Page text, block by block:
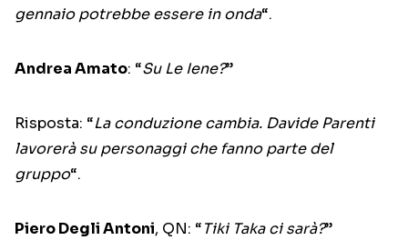
gennaio potrebbe essere in onda“.
Andrea Amato: “Su Le Iene?”
Risposta: “La conduzione cambia. Davide Parenti
lavorerà su personaggi che fanno parte del
gruppo“.
Piero Degli Antoni, QN: “Tiki Taka ci sarà?”